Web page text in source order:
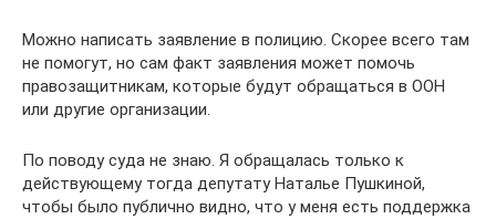
Можно написать заявление в полицию. Скорее всего там
не помогут, но сам факт заявления может помочь
правозащитникам, которые будут обращаться в ООН
или другие организации.
По поводу суда не знаю. Я обращалась только к
действующему тогда депутату Наталье Пушкиной,
чтобы было публично видно, что у меня есть поддержка